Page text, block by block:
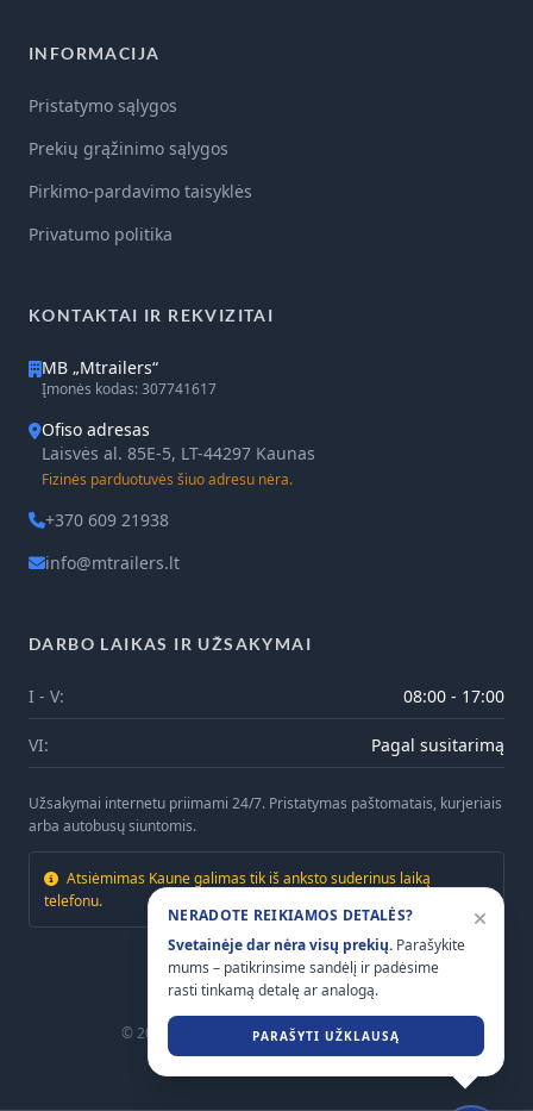
INFORMACIJA
Pristatymo sąlygos
Prekių grąžinimo sąlygos
Pirkimo-pardavimo taisyklės
Privatumo politika
KONTAKTAI IR REKVIZITAI
MB „Mtrailers“
Įmonės kodas: 307741617
Ofiso adresas
Laisvės al. 85E-5, LT-44297 Kaunas
Fizinės parduotuvės šiuo adresu nėra.
+370 609 21938
info@mtrailers.lt
DARBO LAIKAS IR UŽSAKYMAI
I - V: 08:00 - 17:00
VI: Pagal susitarimą
Užsakymai internetu priimami 24/7. Pristatymas paštomatais, kurjeriais
arba autobusų siuntomis.
Atsiėmimas Kaune galimas tik iš anksto suderinus laiką
telefonu.
© 2026 . Visos teisės saugomos.
NERADOTE REIKIAMOS DETALĖS?
Svetainėje dar nėra visų prekių. Parašykite
mums – patikrinsime sandėlį ir padėsime
rasti tinkamą detalę ar analogą.
PARAŠYTI UŽKLAUSĄ